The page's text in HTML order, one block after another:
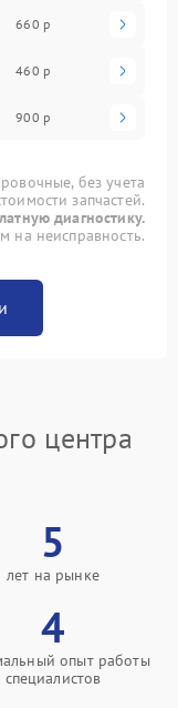
660 р
460 р
900 р
без учета
запчастей.
диагностику.
на неисправность.
центра
5
лет на рынке
4
опыт работы
специалистов